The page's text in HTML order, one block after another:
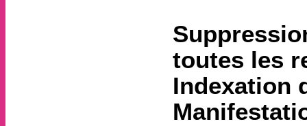
toutes les
Indexation